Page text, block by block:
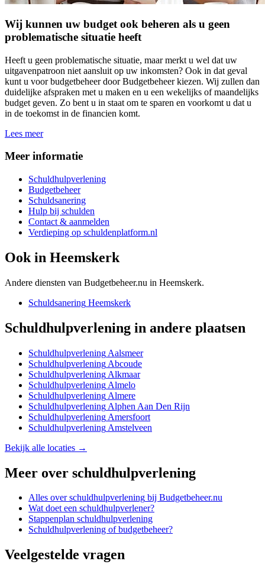
Wij kunnen uw budget ook beheren als u geen
problematische situatie heeft
Heeft u geen problematische situatie, maar merkt u wel dat uw
uitgavenpatroon niet aansluit op uw inkomsten? Ook in dat geval
kunt u voor budgetbeheer door Budgetbeheer kiezen. Wij zullen dan
duidelijke afspraken met u maken en u een wekelijks of maandelijks
budget geven. Zo bent u in staat om te sparen en voorkomt u dat u
in de toekomst in de financien komt.
Lees meer
Meer informatie
Schuldhulpverlening
Budgetbeheer
Schuldsanering
Hulp bij schulden
Contact & aanmelden
Verdieping op schuldenplatform.nl
Ook in Heemskerk
Andere diensten van Budgetbeheer.nu in Heemskerk.
Schuldsanering Heemskerk
Schuldhulpverlening in andere plaatsen
Schuldhulpverlening Aalsmeer
Schuldhulpverlening Abcoude
Schuldhulpverlening Alkmaar
Schuldhulpverlening Almelo
Schuldhulpverlening Almere
Schuldhulpverlening Alphen Aan Den Rijn
Schuldhulpverlening Amersfoort
Schuldhulpverlening Amstelveen
Bekijk alle locaties →
Meer over schuldhulpverlening
Alles overschuldhulpverlening bij Budgetbeheer.nu
Wat doet een schuldhulpverlener?
Stappenplan schuldhulpverlening
Schuldhulpverlening of budgetbeheer?
Veelgestelde vragen